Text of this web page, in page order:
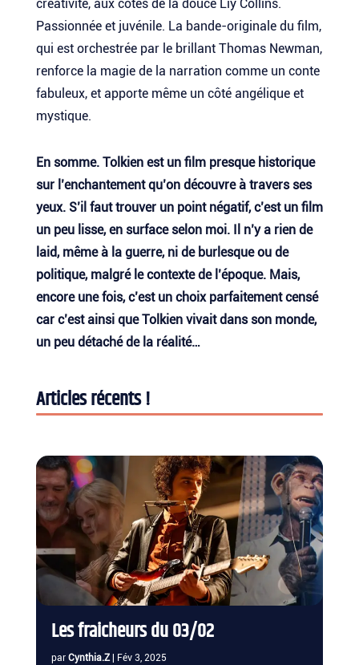
créativité, aux côtés de la douce Liy Collins.
Passionnée et juvénile. La bande-originale du film,
qui est orchestrée par le brillant Thomas Newman,
renforce la magie de la narration comme un conte
fabuleux, et apporte même un côté angélique et
mystique.
En somme. Tolkien est un film presque historique
sur l’enchantement qu’on découvre à travers ses
yeux. S’il faut trouver un point négatif, c’est un film
un peu lisse, en surface selon moi. Il n’y a rien de
laid, même à la guerre, ni de burlesque ou de
politique, malgré le contexte de l’époque. Mais,
encore une fois, c’est un choix parfaitement censé
car c’est ainsi que Tolkien vivait dans son monde,
un peu détaché de la réalité…
Articles récents !
Les fraicheurs du 03/02
par Cynthia.Z| Fév 3, 2025